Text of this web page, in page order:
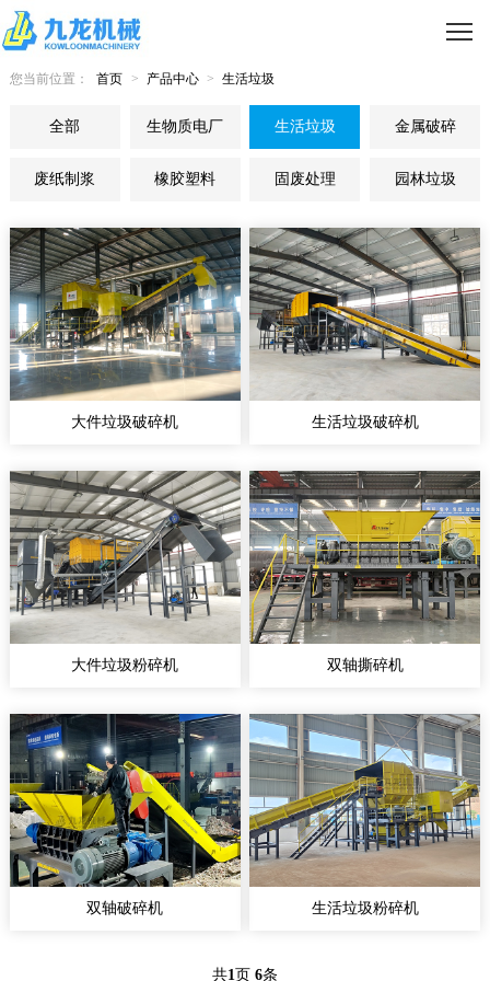
您当前位置： 首页 > 产品中心 > 生活垃圾
全部 生物质电厂 生活垃圾 金属破碎
废纸制浆 橡胶塑料 固废处理 园林垃圾
大件垃圾破碎机 生活垃圾破碎机
大件垃圾粉碎机 双轴撕碎机
双轴破碎机 生活垃圾粉碎机
共1页 6条